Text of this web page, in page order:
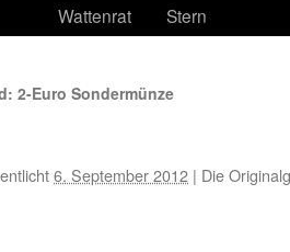
Wattenrat
Stern
2-Euro Sondermünze
6. September 2012 | Die